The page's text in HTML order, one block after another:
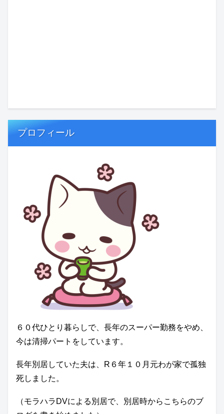
プロフィール
６０代ひとり暮らしで、長年のスーパー勤務をやめ、
今は清掃パートをしています。
長年別居していた夫は、R６年１０月元わが家で孤独
死しました。
（モラハラDVによる別居で、別居時からこちらのブ